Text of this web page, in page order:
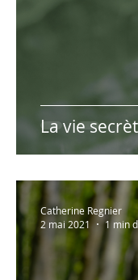
La vie
Catherine Regnier
2 mai 2021
1 min